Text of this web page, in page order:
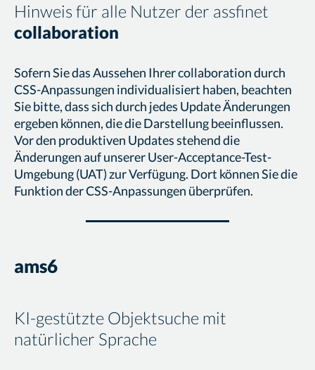
Hinweis für alle Nutzer der assfinet
collaboration
Sofern Sie das Aussehen Ihrer collaboration durch
CSS-Anpassungen individualisiert haben, beachten
Sie bitte, dass sich durch jedes Update Änderungen
ergeben können, die die Darstellung beeinflussen.
Vor den produktiven Updates stehend die
Änderungen auf unserer User-Acceptance-Test-
Umgebung (UAT) zur Verfügung. Dort können Sie die
Funktion der CSS-Anpassungen überprüfen.
ams6
KI-gestützte Objektsuche mit
natürlicher Sprache